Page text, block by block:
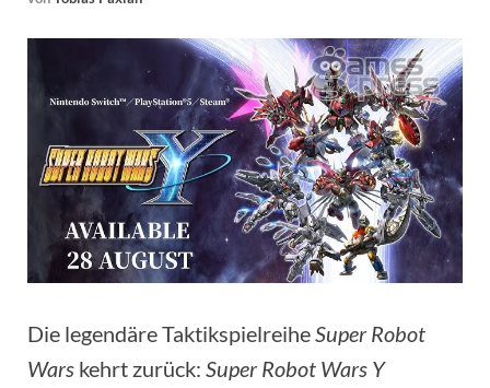
Die legendäre TaktikspielreiheSuper Robot
Wars kehrt zurück: Super Robot Wars Y